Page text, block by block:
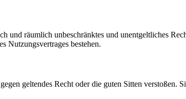
und räumlich unbeschränktes und unentgeltliches
Nutzungsvertrages bestehen.
geltendes Recht oder die guten Sitten verstoßen.